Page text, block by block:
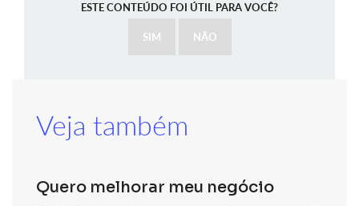
ESTE CONTEÚDO FOI ÚTIL PARA VOCÊ?
SIM NÃO
Veja também
Quero melhorar meu negócio